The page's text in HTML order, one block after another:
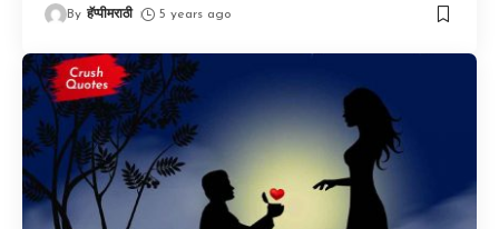
By हॅप्पीमराठी 5 years ago